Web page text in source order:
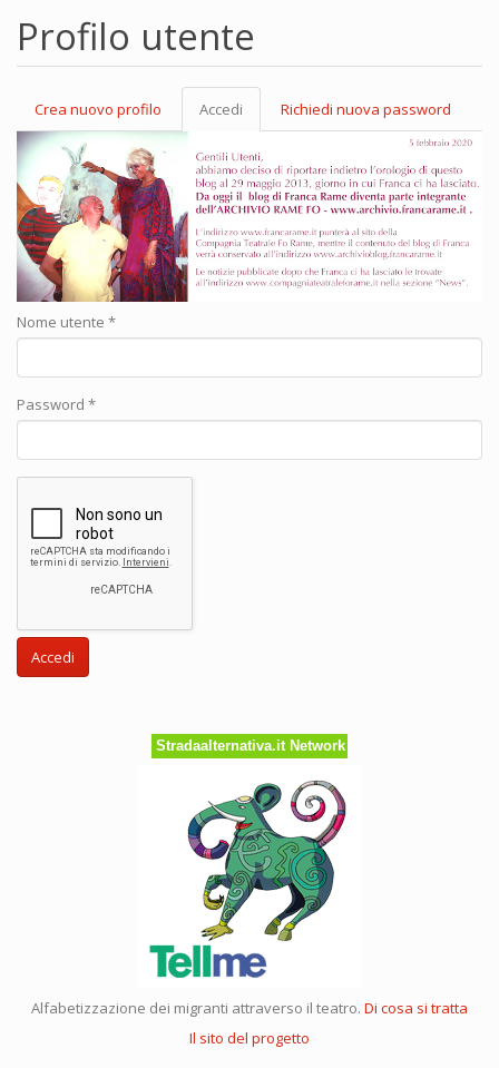
Profilo utente
Schede primarie
Crea nuovo profilo Accedi (scheda
attiva)
Richiedi nuova password
Nome utente *
Password *
Accedi
Stradaalternativa.it Network
Alfabetizzazione dei migranti attraverso il teatro. Di cosa si tratta
Il sito del progetto